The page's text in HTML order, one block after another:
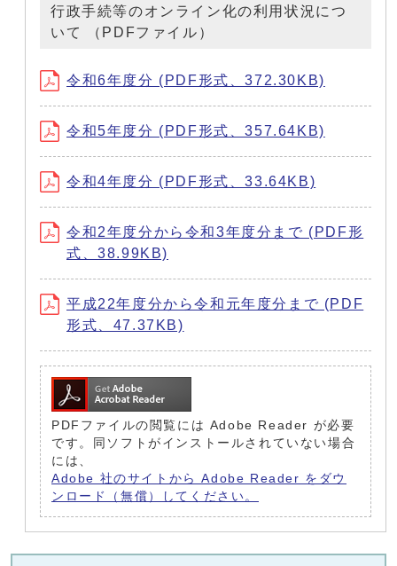
行政手続等のオンライン化の利用状況につ
いて （PDFファイル）
令和6年度分 (PDF形式、372.30KB)
令和5年度分 (PDF形式、357.64KB)
令和4年度分 (PDF形式、33.64KB)
令和2年度分から令和3年度分まで (PDF形
式、38.99KB)
平成22年度分から令和元年度分まで (PDF
形式、47.37KB)
PDFファイルの閲覧には Adobe Reader が必要
です。同ソフトがインストールされていない場合
には、
Adobe 社のサイトから Adobe Reader をダウ
ンロード（無償）してください。